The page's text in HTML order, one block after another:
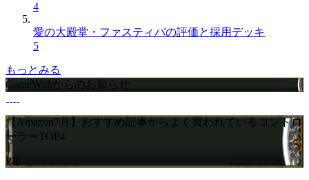
4
愛の大殿堂・ファスティバの評価と採用デッキ
5
もっとみる
GameWithからのお知らせ
【Amazon7月】おすすめ記事からよく買われているコントロ
ーラーTOP4
PR